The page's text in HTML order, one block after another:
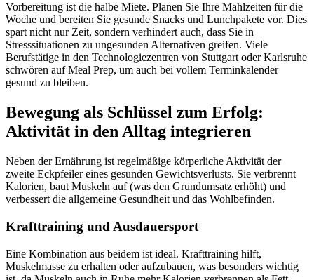
Vorbereitung ist die halbe Miete. Planen Sie Ihre Mahlzeiten für die
Woche und bereiten Sie gesunde Snacks und Lunchpakete vor. Dies
spart nicht nur Zeit, sondern verhindert auch, dass Sie in
Stresssituationen zu ungesunden Alternativen greifen. Viele
Berufstätige in den Technologiezentren von Stuttgart oder Karlsruhe
schwören auf Meal Prep, um auch bei vollem Terminkalender
gesund zu bleiben.
Bewegung als Schlüssel zum Erfolg:
Aktivität in den Alltag integrieren
Neben der Ernährung ist regelmäßige körperliche Aktivität der
zweite Eckpfeiler eines gesunden Gewichtsverlusts. Sie verbrennt
Kalorien, baut Muskeln auf (was den Grundumsatz erhöht) und
verbessert die allgemeine Gesundheit und das Wohlbefinden.
Krafttraining und Ausdauersport
Eine Kombination aus beidem ist ideal. Krafttraining hilft,
Muskelmasse zu erhalten oder aufzubauen, was besonders wichtig